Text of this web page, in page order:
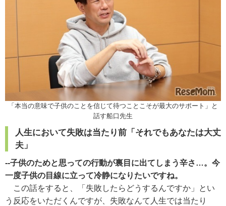
「本当の意味で子供のことを信じて待つことこそが最大のサポート」と
話す船口先生
人生において失敗は当たり前「それでもあなたは大丈
夫」
--子供のためと思っての行動が裏目に出てしまう辛さ…。今
一度子供の目線に立って冷静になりたいですね。
この話をすると、「失敗したらどうするんですか」とい
う反応をいただくんですが、失敗なんて人生では当たり